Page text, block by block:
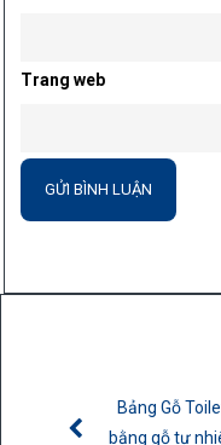
Trang web
Bảng Gỗ
bằng gỗ tự